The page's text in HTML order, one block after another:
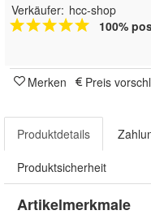
Verkäufer: hcc-shop
100%
Merken Preis
Produktdetails
Produktsicherheit
Artikelmerkmale